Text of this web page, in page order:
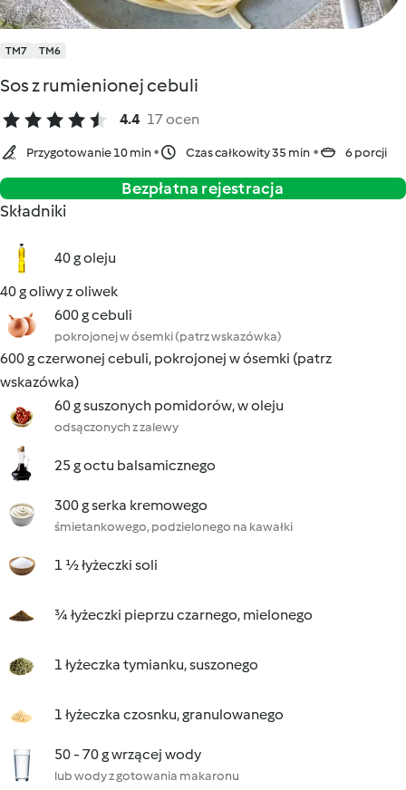
TM7 TM6
Sos z rumienionej cebuli
4.4 17 ocen
Przygotowanie 10 min Czas całkowity 35 min 6 porcji
Bezpłatna rejestracja
Składniki
40 g oleju
40 g oliwy z oliwek
600 g cebuli
pokrojonej w ósemki (patrz wskazówka)
600 g czerwonej cebuli, pokrojonej w ósemki (patrz
wskazówka)
60 g suszonych pomidorów, w oleju
odsączonych z zalewy
25 g octu balsamicznego
300 g serka kremowego
śmietankowego, podzielonego na kawałki
1 ½ łyżeczki soli
¾ łyżeczki pieprzu czarnego, mielonego
1 łyżeczka tymianku, suszonego
1 łyżeczka czosnku, granulowanego
50 - 70 g wrzącej wody
lub wody z gotowania makaronu